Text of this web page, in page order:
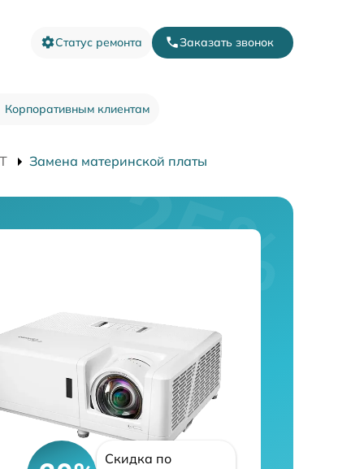
Статус ремонта Заказать звонок
Корпоративным клиентам
Замена материнской платы
Скидка по